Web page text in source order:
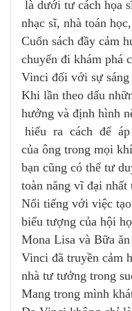
là dưới tư cách họa
nhạc sĩ, nhà toán
Cuốn sách đầy cảm
chuyến đi khám phá
Vinci đối với sự sáng
Khi lần theo dấu
hưởng và định hình
hiểu ra cách để
của ông trong mọi
bạn cũng có thể tư
toàn năng vĩ đại
Nổi tiếng với việc
biểu tượng của hội
Mona Lisa và Bữa
Vinci đã truyền cảm
nhà tư tưởng trong
Mang trong mình